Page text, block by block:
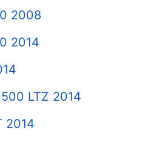
2008
2014
LTZ 2014
2014